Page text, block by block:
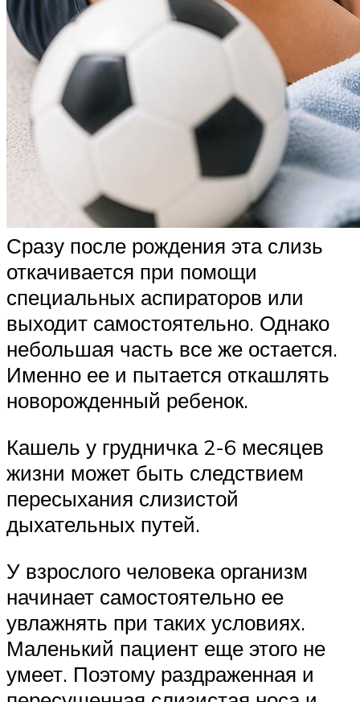
Сразу после рождения эта слизь
откачивается при помощи
специальных аспираторов или
выходит самостоятельно. Однако
небольшая часть все же остается.
Именно ее и пытается откашлять
новорожденный ребенок.
Кашель у грудничка 2-6 месяцев
жизни может быть следствием
пересыхания слизистой
дыхательных путей.
У взрослого человека организм
начинает самостоятельно ее
увлажнять при таких условиях.
Маленький пациент еще этого не
умеет. Поэтому раздраженная и